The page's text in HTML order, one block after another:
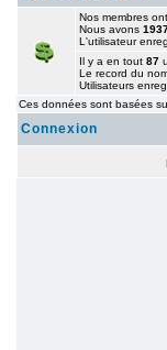
Nos membres
Nous avons
L'utilisateur
Il y a en tout 87
Le record du
Utilisateurs
Ces données sont basées
Connexion